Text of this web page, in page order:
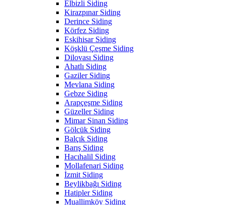
Elbizli Siding
Kirazpınar Siding
Derince Siding
Körfez Siding
Eskihisar Siding
Köşklü Çeşme Siding
Dilovası Siding
Ahatlı Siding
Gaziler Siding
Mevlana Siding
Gebze Siding
Arapçeşme Siding
Güzeller Siding
Mimar Sinan Siding
Gölcük Siding
Balçık Siding
Barış Siding
Hacıhalil Siding
Mollafenari Siding
İzmit Siding
Beylikbağı Siding
Hatipler Siding
Muallimköy Siding